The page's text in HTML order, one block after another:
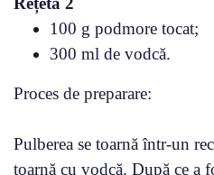
100 g podmore tocat;
300 ml de vodcă.
Proces de preparare:
Pulberea se toarnă într-un
toarnă cu vodcă. După ce a